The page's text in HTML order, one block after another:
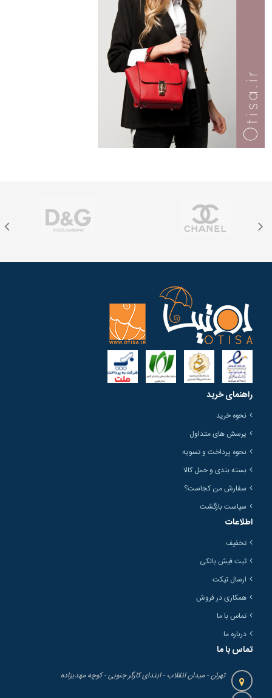
راهنمای خرید
نحوه خرید
پرسش های متداول
نحوه پرداخت و تسویه
بسته بندی و حمل کالا
سفارش من کجاست؟
سیاست بازگشت
اطلاعات
تخفیف
ثبت فیش بانکی
ارسال تیکت
همکاری در فروش
تماس با ما
درباره ما
تماس با ما
تهران - میدان انقلاب - ابتدای کارگر جنوبی - کوچه مهدیزاده